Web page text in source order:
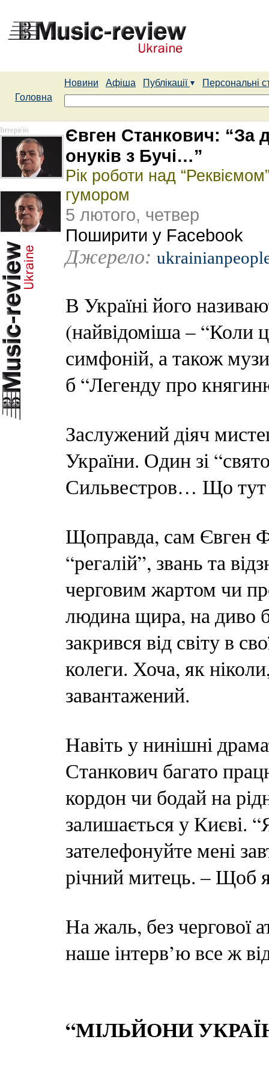
Новини Афіша Публікації
Персональні
Головна
Інтерв'ю
Євген Станкович: “За
онуків з Бучі…”
Рік роботи над
гумором
5 лютого, четвер
Поширити у Facebook
Джерело:
В Україні його
(найвідоміша – “Коли
симфоній, а також
б “Легенду про
Заслужений діяч
України. Один зі
Сильвестров… Що тут
Щоправда, сам Євген
“регалій”, звань та
черговим жартом чи
людина щира, на диво
закрився від світу в
колеги. Хоча, як
завантажений.
Навіть у нинішні
Станкович багато
кордон чи бодай на
залишається у Києві.
зателефонуйте мені
річний митець. – Щоб
На жаль, без чергової
наше інтерв’ю все ж
“МІЛЬЙОНИ